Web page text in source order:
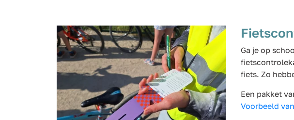
Ga je op
fiets. Zo
Een pakket
Voorbeeld